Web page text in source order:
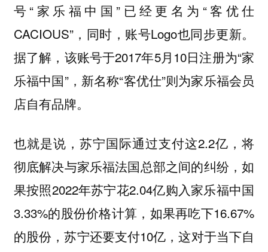
号“家乐福中国”已经更名为“客优仕
CACIOUS”，同时，账号Logo也同步更新。
据了解，该账号于2017年5月10日注册为“家
乐福中国”，新名称“客优仕”则为家乐福会员
店自有品牌。
也就是说，苏宁国际通过支付这2.2亿，将
彻底解决与家乐福法国总部之间的纠纷，如
果按照2022年苏宁花2.04亿购入家乐福中国
3.33%的股份价格计算，如果再吃下16.67%
的股份，苏宁还要支付10亿，这对于当下自